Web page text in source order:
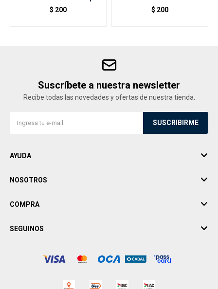
Tolsen
$ 200 $ 200
Suscríbete a nuestra newsletter
Recibe todas las novedades y ofertas de nuestra tienda.
SUSCRIBIRME
AYUDA
NOSOTROS
COMPRA
SEGUINOS